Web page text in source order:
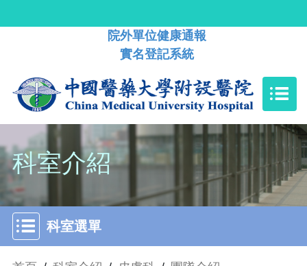
院外單位健康通報
實名登記系統
科室介紹
科室選單